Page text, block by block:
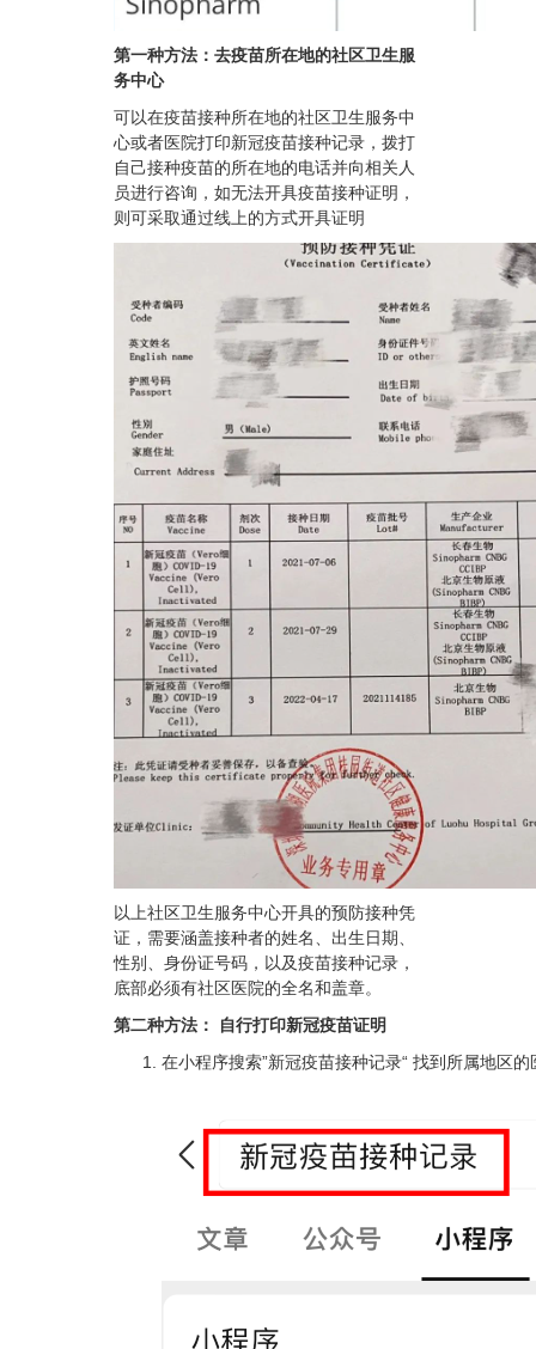
第一种方法：去疫苗所在地的社区卫生服
务中心
可以在疫苗接种所在地的社区卫生服务中
心或者医院打印新冠疫苗接种记录，拨打
自己接种疫苗的所在地的电话并向相关人
员进行咨询，如无法开具疫苗接种证明，
则可采取通过线上的方式开具证明
以上社区卫生服务中心开具的预防接种凭
证，需要涵盖接种者的姓名、出生日期、
性别、身份证号码，以及疫苗接种记录，
底部必须有社区医院的全名和盖章。
第二种方法： 自行打印新冠疫苗证明
在小程序搜索”新冠疫苗接种记录“ 找到所属地区